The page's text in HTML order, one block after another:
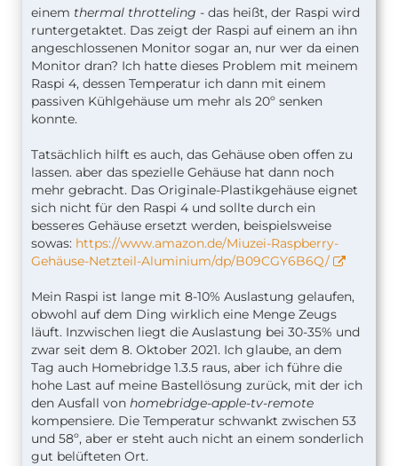
einem thermal throtteling - das heißt, der Raspi wird
runtergetaktet. Das zeigt der Raspi auf einem an ihn
angeschlossenen Monitor sogar an, nur wer da einen
Monitor dran? Ich hatte dieses Problem mit meinem
Raspi 4, dessen Temperatur ich dann mit einem
passiven Kühlgehäuse um mehr als 20º senken
konnte.
Tatsächlich hilft es auch, das Gehäuse oben offen zu
lassen. aber das spezielle Gehäuse hat dann noch
mehr gebracht. Das Originale-Plastikgehäuse eignet
sich nicht für den Raspi 4 und sollte durch ein
besseres Gehäuse ersetzt werden, beispielsweise
sowas: https://www.amazon.de/Miuzei-Raspberry-
Gehäuse-Netzteil-Aluminium/dp/B09CGY6B6Q/
Mein Raspi ist lange mit 8-10% Auslastung gelaufen,
obwohl auf dem Ding wirklich eine Menge Zeugs
läuft. Inzwischen liegt die Auslastung bei 30-35% und
zwar seit dem 8. Oktober 2021. Ich glaube, an dem
Tag auch Homebridge 1.3.5 raus, aber ich führe die
hohe Last auf meine Bastellösung zurück, mit der ich
den Ausfall von homebridge-apple-tv-remote
kompensiere. Die Temperatur schwankt zwischen 53
und 58º, aber er steht auch nicht an einem sonderlich
gut belüfteten Ort.